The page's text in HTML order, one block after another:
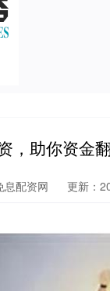
，助你资金
息配资网 更新：